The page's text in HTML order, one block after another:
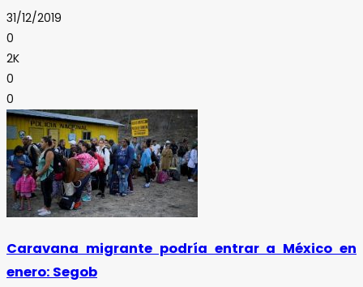
31/12/2019
0
2K
0
0
Caravana migrante podría entrar a México en
enero: Segob